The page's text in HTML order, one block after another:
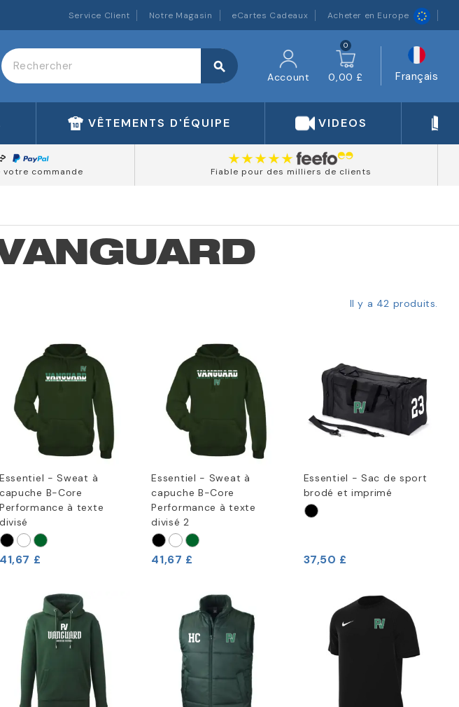
Service Client Notre Magasin eCartes Cadeaux Acheter en Europe
search
Account
0
0,00 £ Français
VÊTEMENTS D'ÉQUIPE VIDEOS
commande Fiable pour des milliers de clients
Il y a 42 produits.
Essentiel - Sweat à
capuche B-Core
Performance à texte
divisé
41,67 £
Essentiel - Sweat à
capuche B-Core
Performance à texte
divisé 2
41,67 £
Essentiel - Sac de sport
brodé et imprimé
37,50 £